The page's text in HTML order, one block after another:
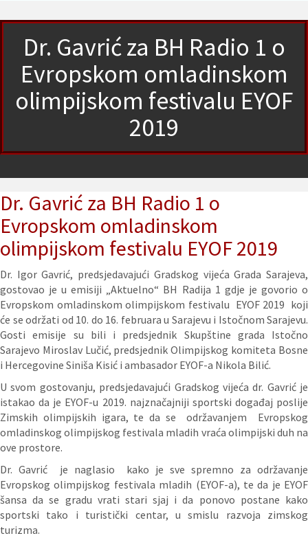
Dr. Gavrić za BH Radio 1 o
Evropskom omladinskom
olimpijskom festivalu EYOF
2019
Dr. Gavrić za BH Radio 1 o
Evropskom omladinskom
olimpijskom festivalu EYOF 2019
Dr. Igor Gavrić, predsjedavajući Gradskog vijeća Grada Sarajeva,
gostovao je u emisiji „Aktuelno“ BH Radija 1 gdje je govorio o
Evropskom omladinskom olimpijskom festivalu EYOF 2019 koji
će se održati od 10. do 16. februara u Sarajevu i Istočnom Sarajevu.
Gosti emisije su bili i predsjednik Skupštine grada Istočno
Sarajevo Miroslav Lučić, predsjednik Olimpijskog komiteta Bosne
i Hercegovine Siniša Kisić i ambasador EYOF-a Nikola Bilić.
U svom gostovanju, predsjedavajući Gradskog vijeća dr. Gavrić je
istakao da je EYOF-u 2019. najznačajniji sportski događaj poslije
Zimskih olimpijskih igara, te da se održavanjem Evropskog
omladinskog olimpijskog festivala mladih vraća olimpijski duh na
ove prostore.
Dr. Gavrić je naglasio kako je sve spremno za održavanje
Evropskog olimpijskog festivala mladih (EYOF-a), te da je EYOF
šansa da se gradu vrati stari sjaj i da ponovo postane kako
sportski tako i turistički centar, u smislu razvoja zimskog
turizma.